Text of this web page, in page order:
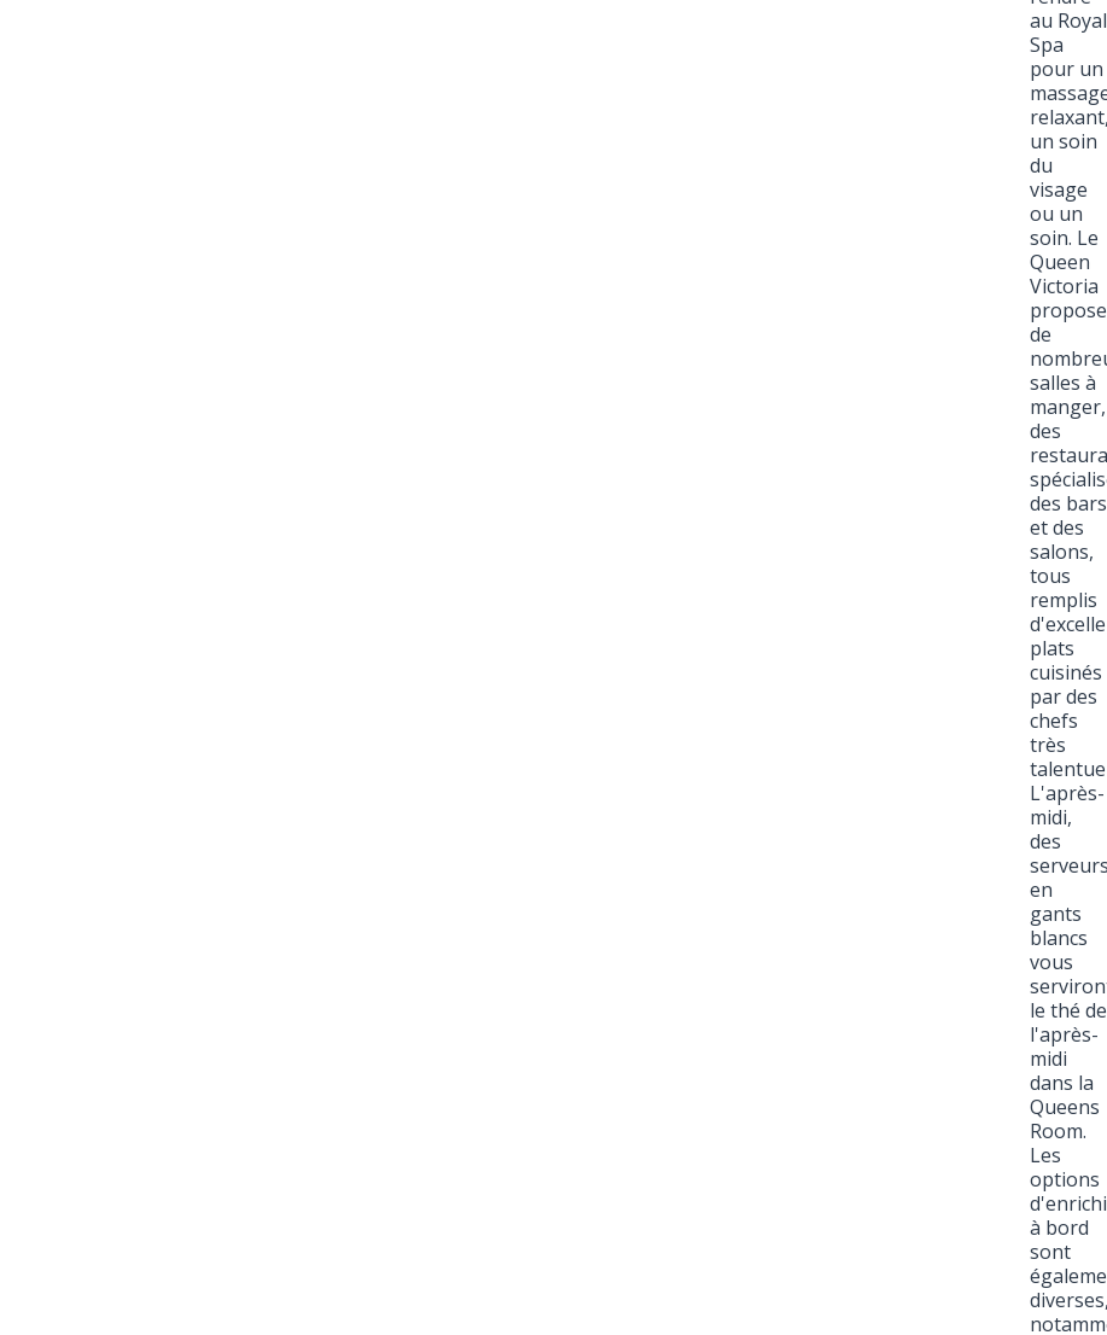
au Royal
Spa
pour un
un soin
du
visage
ou un
soin. Le
Queen
Victoria
propose
de
salles à
manger,
des
des bars
et des
salons,
tous
remplis
plats
cuisinés
par des
chefs
très
L'après-
midi,
des
en
gants
blancs
vous
le thé de
l'après-
midi
dans la
Queens
Room.
Les
options
à bord
sont